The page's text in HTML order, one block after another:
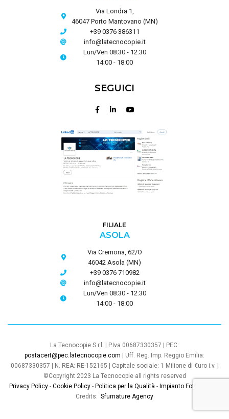
Via Londra 1,
46047 Porto Mantovano (MN)
+39 0376 386311
info@latecnocopie.it
Lun/Ven 08:30 - 12:30
14:00 - 18:00
SEGUICI
FILIALE
ASOLA
Via Cremona, 62/O
46042 Asola (MN)
+39 0376 710982
info@latecnocopie.it
Lun/Ven 08:30 - 12:30
14:00 - 18:00
La Tecnocopie S.r.l. | P.Iva 00687330357 | PEC:
postacert@pec.latecnocopie.com | Uff. Reg. Imp. Reggio Emilia:
00687330357 | N. REA: RE-152165 | Capitale sociale: 1 Milione di €uro i.v. |
©Copyright 2023 La Tecnocopie all rights reserved
Privacy Policy- Cookie Policy- Politica per la Qualità - Impianto Fotovoltaico
Credits: Sfumature Agency